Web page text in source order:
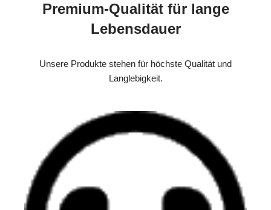
Premium-Qualität für lange
Lebensdauer
Unsere Produkte stehen für höchste Qualität und
Langlebigkeit.